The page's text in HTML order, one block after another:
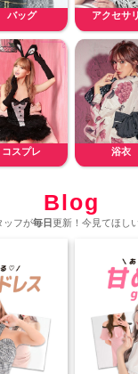
バッグ アクセサ
コスプレ 浴衣
Blog
ッフが毎日更新！今見てほし